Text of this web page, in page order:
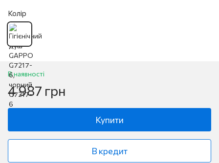
Колір
В наявності
4 987 грн
Купити
В кредит